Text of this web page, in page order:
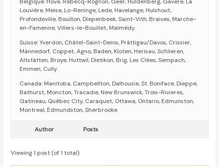
Louvière, Meise, Lo-Reninge, Lede, Havelange, Hulshout,
Profondeville, Bouillon, Diepenbeek, Saint-Vith, Braives, Marche-
en-Famenne, Villers-le-Bouillet, Malmédy.
Suisse: Yverdon, Châtel-Saint-Denis, Prättigau/Davos, Crissier,
Männedorf, Coppet, Agno, Baden, Kloten, Herisau, Schlieren,
Altstätten, Broye, Huttwil, Dietikon, Brig, Les Clées, Sempach,
Emmen, Cully.
Canada: Manitoba, Campbellton, Dalhousie, St. Boniface, Dieppe,
Bathurst, Moncton, Tracadie, New Brunswick, Trois-Rivieres,
Gatineau, Québec City, Caraquet, Ottawa, Ontario, Edmunston,
Montreal, Edmundston, Sherbrooke.
Author Posts
Viewing 1 post (of 1 total)